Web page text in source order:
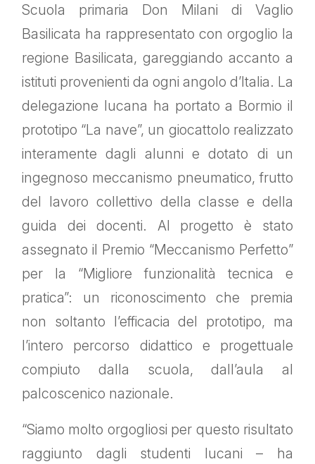
Scuola primaria Don Milani di Vaglio
Basilicata ha rappresentato con orgoglio la
regione Basilicata, gareggiando accanto a
istituti provenienti da ogni angolo d’Italia. La
delegazione lucana ha portato a Bormio il
prototipo “La nave”, un giocattolo realizzato
interamente dagli alunni e dotato di un
ingegnoso meccanismo pneumatico, frutto
del lavoro collettivo della classe e della
guida dei docenti. Al progetto è stato
assegnato il Premio “Meccanismo Perfetto”
per la “Migliore funzionalità tecnica e
pratica”: un riconoscimento che premia
non soltanto l’efficacia del prototipo, ma
l’intero percorso didattico e progettuale
compiuto dalla scuola, dall’aula al
palcoscenico nazionale.
“Siamo molto orgogliosi per questo risultato
raggiunto dagli studenti lucani – ha